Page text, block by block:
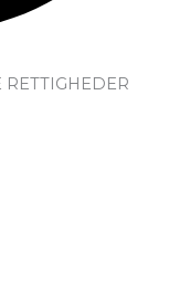
RETTIGHEDER